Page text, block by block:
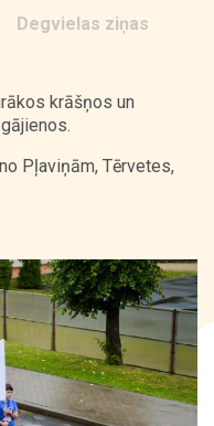
Degvielas ziņas
krāšņos un
Pļaviņām, Tērvetes,